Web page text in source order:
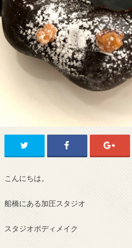
こんにちは。
船橋にある加圧スタジオ
スタジオボディメイク